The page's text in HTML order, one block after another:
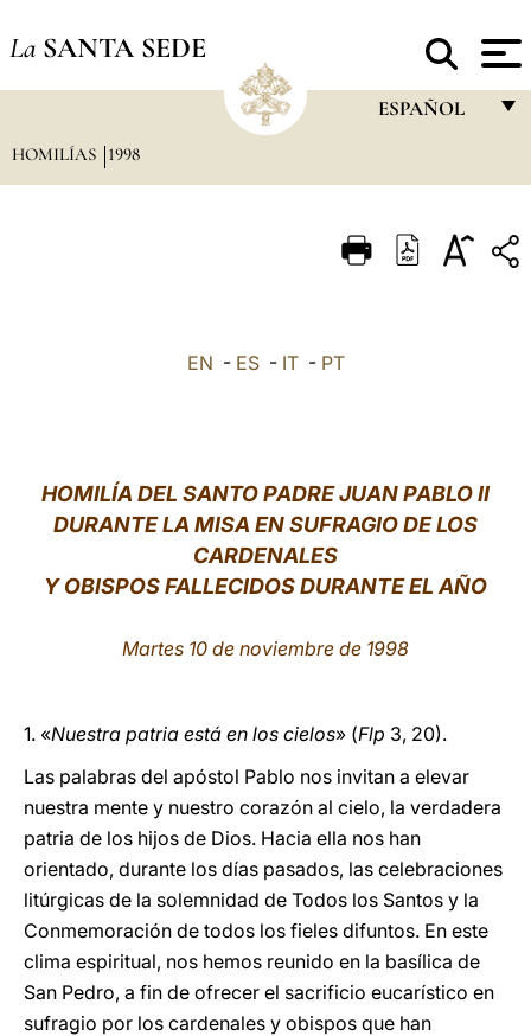
La SANTA SEDE
ESPAÑOL
ITALIANO
中文
HOMILÍAS 1998
EN - ES- IT- PT
HOMILÍA DEL SANTO PADRE JUAN PABLO II
DURANTE LA MISA EN SUFRAGIO DE LOS
CARDENALES
Y OBISPOS FALLECIDOS DURANTE EL AÑO
Martes 10 de noviembre de 1998
1. «Nuestra patria está en los cielos» (Flp 3, 20).
Las palabras del apóstol Pablo nos invitan a elevar
nuestra mente y nuestro corazón al cielo, la verdadera
patria de los hijos de Dios. Hacia ella nos han
orientado, durante los días pasados, las celebraciones
litúrgicas de la solemnidad de Todos los Santos y la
Conmemoración de todos los fieles difuntos. En este
clima espiritual, nos hemos reunido en la basílica de
San Pedro, a fin de ofrecer el sacrificio eucarístico en
sufragio por los cardenales y obispos que han